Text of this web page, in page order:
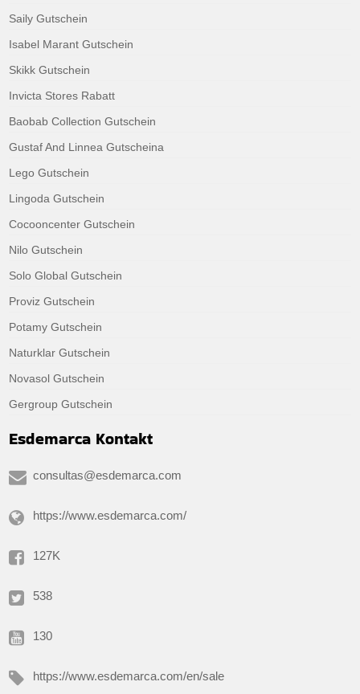
Saily Gutschein
Isabel Marant Gutschein
Skikk Gutschein
Invicta Stores Rabatt
Baobab Collection Gutschein
Gustaf And Linnea Gutscheina
Lego Gutschein
Lingoda Gutschein
Cocooncenter Gutschein
Nilo Gutschein
Solo Global Gutschein
Proviz Gutschein
Potamy Gutschein
Naturklar Gutschein
Novasol Gutschein
Gergroup Gutschein
Esdemarca Kontakt
consultas@esdemarca.com
https://www.esdemarca.com/
127K
538
130
https://www.esdemarca.com/en/sale